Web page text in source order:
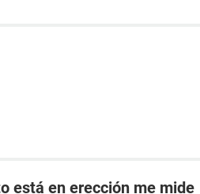
está en erección me mide